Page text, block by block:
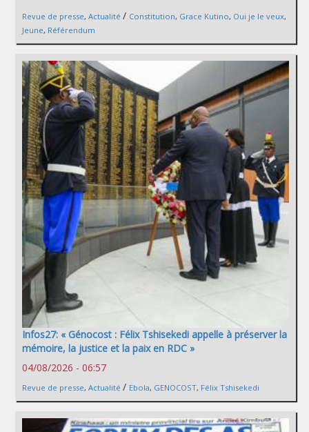
Revue de presse, Actualité / Constitution, Grace Kutino, Oui je le veux,
Jeune, Référendum
Infos27: « Génocost : Félix Tshisekedi appelle à préserver la
mémoire, la justice et la paix en RDC »
04/08/2026 - 06:57
Revue de presse, Actualité / Ebola, GENOCOST, Félix Tshisekedi